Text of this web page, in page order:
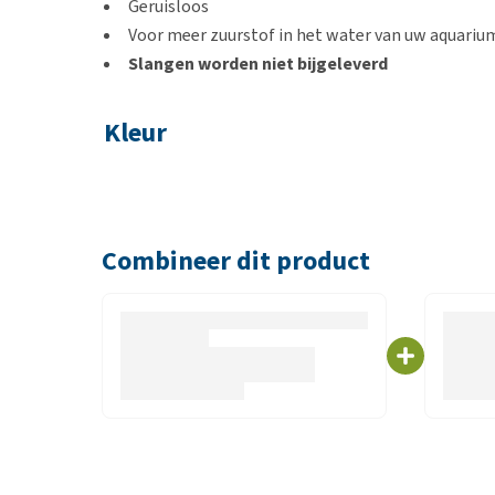
Geruisloos
Voor meer zuurstof in het water van uw
Slangen worden niet bijgeleverd
Kleur
Capaciteit
Aps 150: 150 liter per uur voor aquaria van 80 tot
Combineer dit product